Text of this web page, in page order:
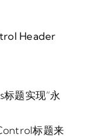
Header
题实现“永
标题来